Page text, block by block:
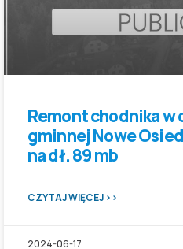
Remont chodnika w
gminnej Nowe
na dł. 89 mb
CZYTAJ WIĘCEJ >>
2024-06-17